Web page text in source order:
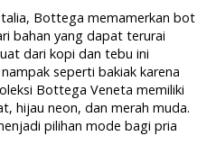
Bottega memamerkan bot
bahan yang dapat terurai
dari kopi dan tebu ini
seperti bakiak karena
Bottega Veneta memiliki
hijau neon, dan merah muda.
pilihan mode bagi pria